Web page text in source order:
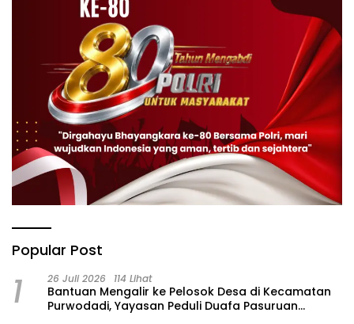
Popular Post
1 26 Juli 2026 114 Lihat
‎Bantuan Mengalir ke Pelosok Desa di Kecamatan
Purwodadi, Yayasan Peduli Duafa Pasuruan